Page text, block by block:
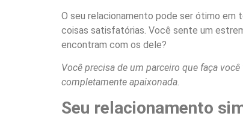
O seu relacionamento pode ser ótimo em
coisas satisfatórias. Você sente um
encontram com os dele?
Você precisa de um parceiro que faça
completamente apaixonada.
Seu relacionamento